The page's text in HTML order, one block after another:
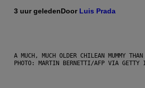
3 uur geledenDoor Luis Prada
A MUCH, MUCH OLDER CHILEAN MUMMY
PHOTO: MARTIN BERNETTI/AFP VIA GETTY